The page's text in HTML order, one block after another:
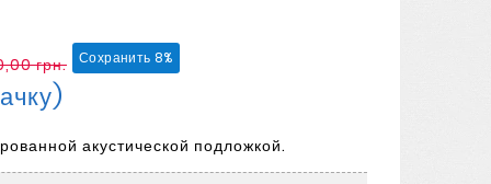
грн. Сохранить 8%
акустической подложкой.